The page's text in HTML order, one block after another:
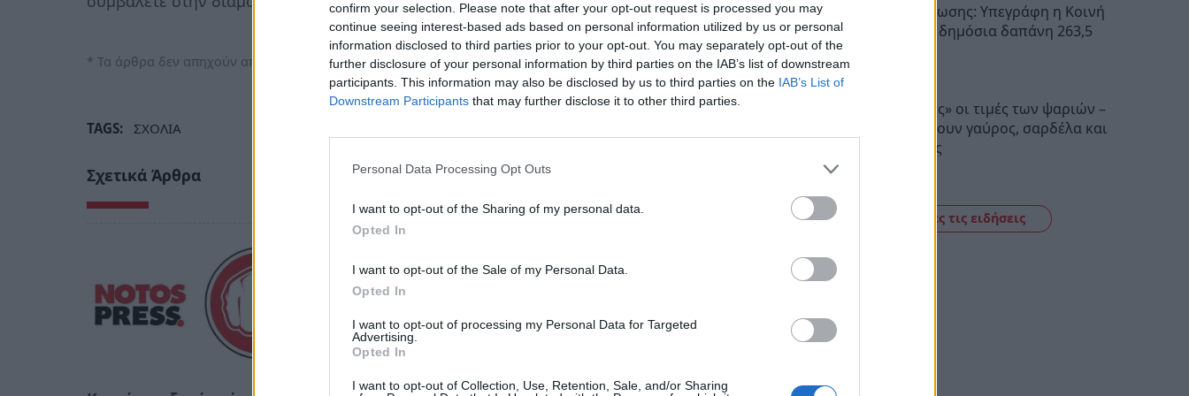
confirm your selection. Please note that after your opt-out request is processed you may
continue seeing interest-based ads based on personal information utilized by us or personal
information disclosed to third parties prior to your opt-out. You may separately opt-out of the
further disclosure of your personal information by third parties on the IAB’s list of downstream
participants. This information may also be disclosed by us to third parties on the IAB’s List of
Downstream Participants that may further disclose it to other third parties.
Personal Data Processing Opt Outs
I want to opt-out of the Sharing of my personal data.
Opted In
I want to opt-out of the Sale of my Personal Data.
Opted In
I want to opt-out of processing my Personal Data for Targeted
Advertising.
Opted In
I want to opt-out of Collection, Use, Retention, Sale, and/or Sharing
* Τα άρθρα δεν απηχούν απαραίτητα τη γνώμη του notospress.gr
TAGS: ΣΧΟΛΙΑ
Σχετικά Άρθρα
Σχέδια Βελτίωσης: Υπεγράφη η Κοινή
Απόφαση με δημόσια δαπάνη 263,5
«Τσιμπημένες» οι τιμές των ψαριών –
Πόσο κοστίζουν γαύρος, σαρδέλα και
μπακαλιάρος
Δείτε όλες τις ειδήσεις